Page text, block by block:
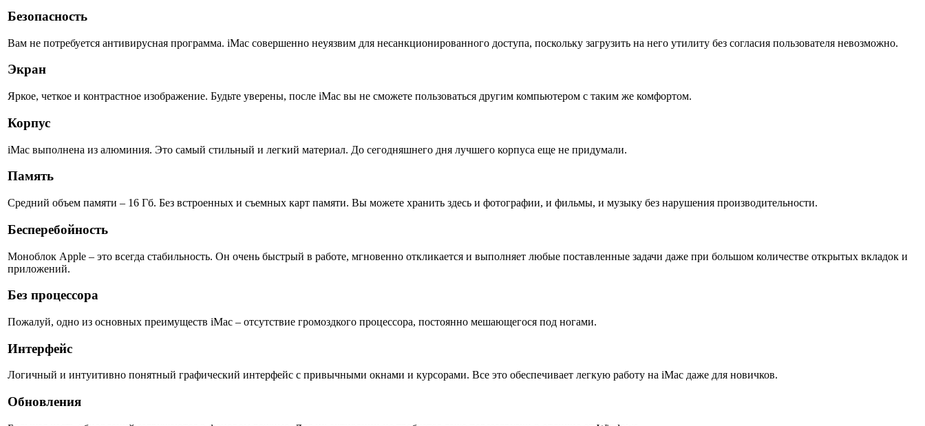
Безопасность
Вам не потребуется антивирусная программа. iMac совершенно неуязвим для несанкционированного доступа, поскольку загрузить на него утилиту без согласия пользователя невозможно.
Экран
Яркое, четкое и контрастное изображение. Будьте уверены, после iMac вы не сможете пользоваться другим компьютером с таким же комфортом.
Корпус
iMac выполнена из алюминия. Это самый стильный и легкий материал. До сегодняшнего дня лучшего корпуса еще не придумали.
Память
Средний объем памяти – 16 Гб. Без встроенных и съемных карт памяти. Вы можете хранить здесь и фотографии, и фильмы, и музыку без нарушения производительности.
Бесперебойность
Моноблок Apple – это всегда стабильность. Он очень быстрый в работе, мгновенно откликается и выполняет любые поставленные задачи даже при большом количестве открытых вкладок и
приложений.
Без процессора
Пожалуй, одно из основных преимуществ iMac – отсутствие громоздкого процессора, постоянно мешающегося под ногами.
Интерфейс
Логичный и интуитивно понятный графический интерфейс с привычными окнами и курсорами. Все это обеспечивает легкую работу на iMac даже для новичков.
Обновления